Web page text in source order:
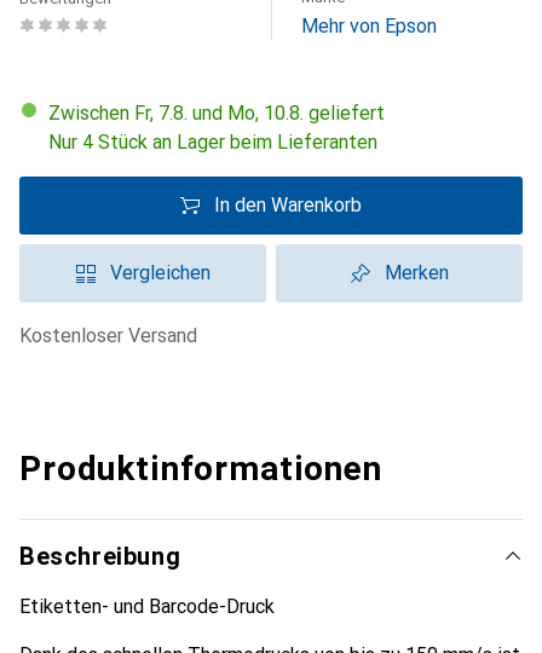
Mehr von Epson
Zwischen Fr, 7.8. und Mo, 10.8. geliefert
Nur 4 Stück an Lager beim Lieferanten
In den Warenkorb
Vergleichen Merken
kostenloser Versand
Produktinformationen
Beschreibung
Etiketten- und Barcode-Druck